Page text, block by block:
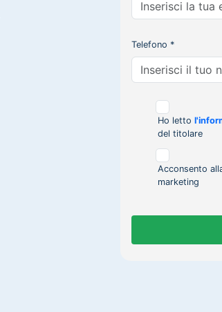
Telefono *
Ho letto
del titolare
Acconsento
marketing